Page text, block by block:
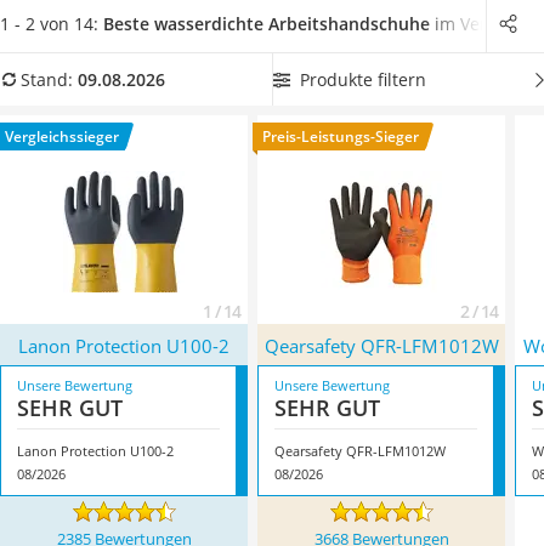
Multimeter
Gasdurchlauferhitzer
Service
sindArbeitshandschuheaus Nylon flexibel. Jedoch sind auch
Sie jetztwasserdichte Arbeitshandschuhe mit einer guten
Überzeugt hat uns hier im August 2026 besonders das
ModellLanon Protection U100-2* mit seinen Eigenschaften.
1 - 2 von 14: Beste wasserdichte Arbeitshandschuhe im Vergleich
Stand: 09.08.2026 Produkte filtern
Vergleichssieger
1 / 14
Preis-Leistungs-Sieger
2 / 14
Lanon Protection U100-2 Qearsafety QFR-LFM1012W
Unsere Bewertung
SEHR GUT
Lanon Protection U100-2
08/2026
Unsere Bewertung
SEHR GUT
Qearsafety QFR-LFM1012W
08/2026
2385 Bewertungen 3668 Bewertungen